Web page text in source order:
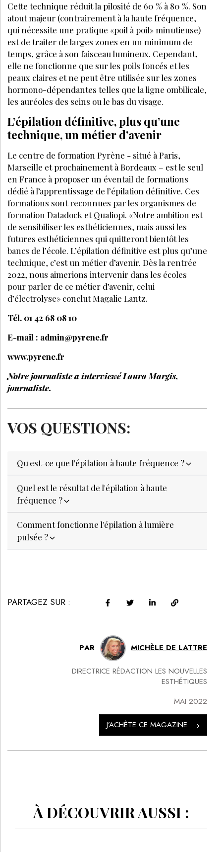
Cette technique réduit la pilosité de 60 % à 80 %. Son
atout majeur (contrairement à la haute fréquence,
qui nécessite une pratique «poil à poil» minutieuse)
est de traiter de larges zones en un minimum de
temps, grâce à son faisceau lumineux. Cependant,
elle ne fonctionne que sur les poils foncés et les
peaux claires et ne peut être utilisée sur les zones
hormono-dépendantes telles que la ligne ombilicale,
les auréoles des seins ou le bas du visage.
L’épilation définitive, plus qu’une
technique, un métier d’avenir
Le centre de formation Pyrène - situé à Paris,
Marseille et prochainement à Bordeaux – est le seul
en France à proposer un éventail de formations
dédié à l’apprentissage de l’épilation définitive. Ces
formations sont reconnues par les organismes de
formation Datadock et Qualiopi. «Notre ambition est
de sensibiliser les esthéticiennes, mais aussi les
futures esthéticiennes qui quitteront bientôt les
bancs de l’école. L’épilation définitive est plus qu’une
technique, c’est un métier d’avenir. Dès la rentrée
2022, nous aimerions intervenir dans les écoles
pour parler de ce métier d’avenir, celui
d’électrolyse» conclut Magalie Lantz.
Tél. 01 42 68 08 10
E-mail : admin@pyrene.fr
www.pyrene.fr
Notre journaliste a interviewé Laura Margis,
journaliste.
VOS QUESTIONS:
Qu'est-ce que l'épilation à haute fréquence ?
Quel est le résultat de l'épilation à haute
fréquence ?
Comment fonctionne l'épilation à lumière
pulsée ?
PARTAGEZ SUR :
PAR MICHÈLE DE LATTRE
DIRECTRICE RÉDACTION LES NOUVELLES
ESTHÉTIQUES
MAI 2022
J’ACHÈTE CE MAGAZINE
À DÉCOUVRIR AUSSI :